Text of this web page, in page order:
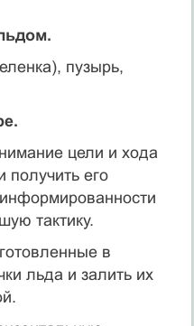
пузырь,
цели и хода
его
тактику.
в
льда и залить их